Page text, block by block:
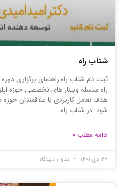
شتاب راه
ثبت نام شتاب راه راهنمای برگزاری
راه سلسله وبینار های تخصصی حوزه
هدف تعامل کاربردی با علاقمندان
شود. در شتاب راه،
ادامه مطلب »
۲۷ دی ۱۴۰۱ بدون دیدگاه